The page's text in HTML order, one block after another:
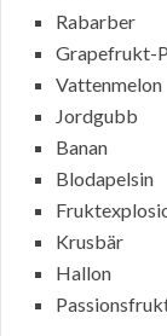
Rabarber
Grapefrukt-
Vattenmelon
Jordgubb
Banan
Blodapelsin
Krusbär
Hallon